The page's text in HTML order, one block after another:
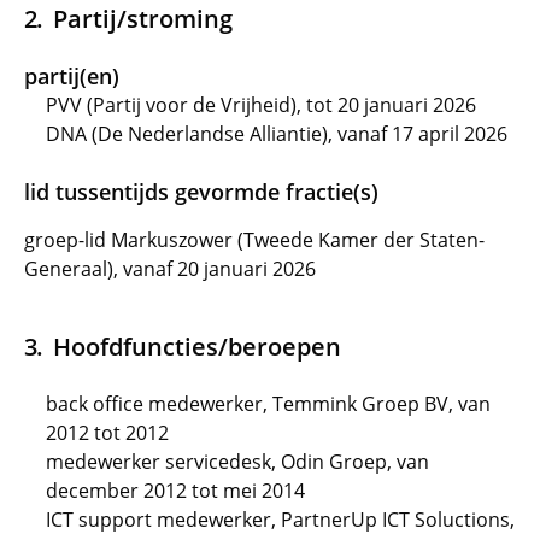
Partij/stroming
partij(en)
PVV (Partij voor de Vrijheid), tot 20 januari 2026
DNA (De Nederlandse Alliantie), vanaf 17 april 2026
lid tussentijds gevormde fractie(s)
groep-lid Markuszower (Tweede Kamer der Staten-
Generaal), vanaf 20 januari 2026
Hoofdfuncties/beroepen
back office medewerker, Temmink Groep BV, van
2012 tot 2012
medewerker servicedesk, Odin Groep, van
december 2012 tot mei 2014
ICT support medewerker, PartnerUp ICT Soluctions,